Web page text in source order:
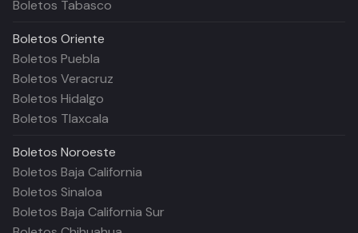
Boletos Tabasco
Boletos Oriente
Boletos Puebla
Boletos Veracruz
Boletos Hidalgo
Boletos Tlaxcala
Boletos Noroeste
Boletos Baja California
Boletos Sinaloa
Boletos Baja California Sur